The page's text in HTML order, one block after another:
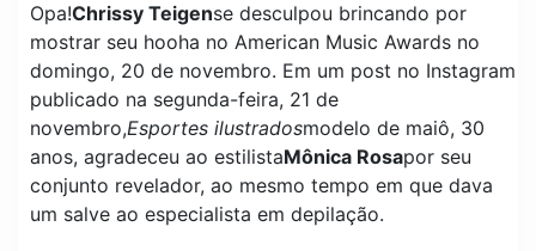
Opa!Chrissy Teigense desculpou brincando por
mostrar seu hooha no American Music Awards no
domingo, 20 de novembro. Em um post no Instagram
publicado na segunda-feira, 21 de
novembro,Esportes ilustradosmodelo de maiô, 30
anos, agradeceu ao estilistaMônica Rosapor seu
conjunto revelador, ao mesmo tempo em que dava
um salve ao especialista em depilação.